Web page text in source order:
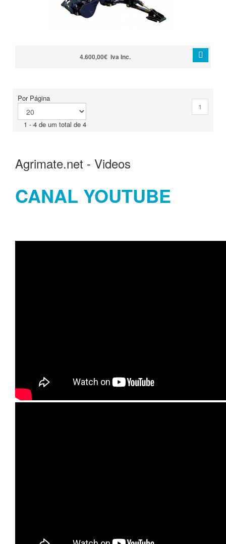
4.600,00€ Iva Inc.
Por Página
1 - 4 de um total de 4
1
Agrimate.net - Videos
CANAL YOUTUBE